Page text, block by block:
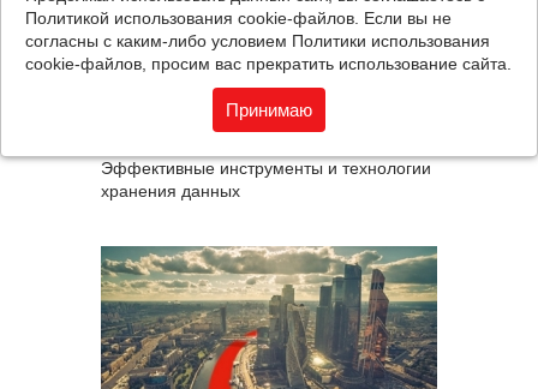
Системы хранения данных
Эффективные инструменты и технологии
хранения данных
Политикой использования cookie-файлов. Если вы не
согласны с каким-либо условием Политики использования
cookie-файлов, просим вас прекратить использование сайта.
Принимаю